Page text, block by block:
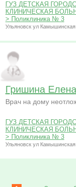
ГУЗ ДЕТСКАЯ
КЛИНИЧЕСКАЯ
> Поликлиника № 3
Ульяновск ул
Гришина
Врач на дому
ГУЗ ДЕТСКАЯ
КЛИНИЧЕСКАЯ
> Поликлиника № 3
Ульяновск ул